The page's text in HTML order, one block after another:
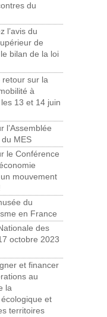
du
l’avis du
de
le bilan de la loi
retour sur la
à
13 et 14 juin
l’Assemblée
MES
le Conférence
mouvement
du
en France
des
octobre 2023
et financer
au
la
et
territoires